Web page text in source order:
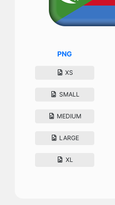
PNG
XS
SMALL
MEDIUM
LARGE
XL